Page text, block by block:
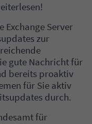
Exchange Server
zur
gute Nachricht für
bereits proaktiv
für Sie aktiv
durch.
für